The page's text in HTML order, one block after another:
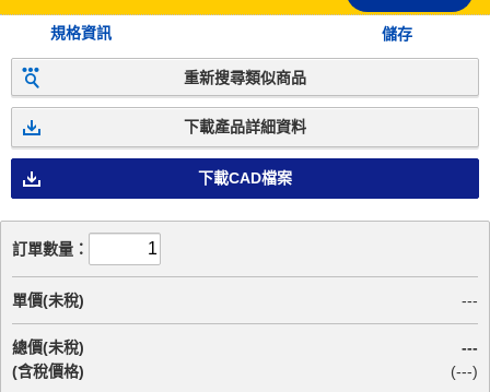
規格資訊 儲存
重新搜尋類似商品
下載產品詳細資料
下載CAD檔案
訂單數量：
單價(未稅) ---
總價(未稅)
(含稅價格)
---
(---)